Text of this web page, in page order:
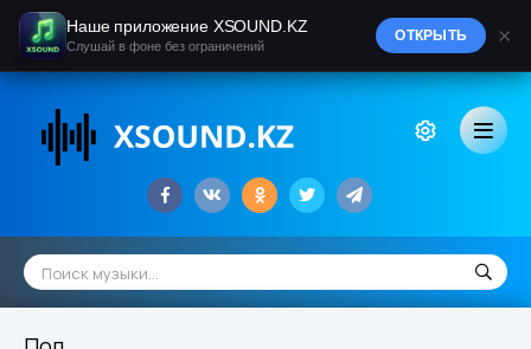
Наше приложение XSOUND.KZ
Слушай в фоне без ограничений
ОТКРЫТЬ ×